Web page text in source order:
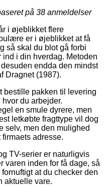
på 38 anmeldelser
i øjeblikket flere
er i øjeblikket at få
så skal du blot gå forbi
i din hverdag. Metoden
endda den mindst
Dragnet (1987).
bestille pakken til levering
du arbejder.
en smule dyrere, men
letkøbte fragttype vil dog
selv, men den mulighed
adresse.
TV-serier er naturligvis
varen inden for få dage, så
at du checker den
aktuelle vare.